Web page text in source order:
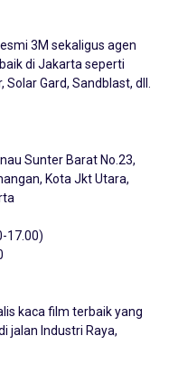
3M sekaligus agen
di Jakarta seperti
Gard, Sandblast, dll.
Sunter Barat No.23,
Kota Jkt Utara,
17.00)
kaca film terbaik yang
jalan Industri Raya,